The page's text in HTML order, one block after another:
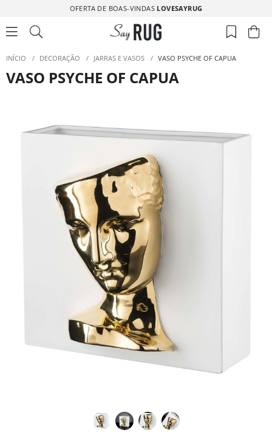
OFERTA DE BOAS-VINDAS LOVESAYRUG
INÍCIO / DECORAÇÃO / JARRAS E VASOS / VASO PSYCHE OF CAPUA
VASO PSYCHE OF CAPUA